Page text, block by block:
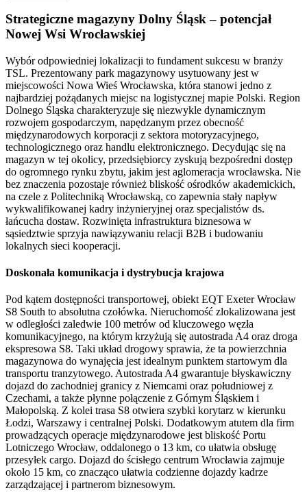
Strategiczne magazyny Dolny Śląsk – potencjał
Nowej Wsi Wrocławskiej
Wybór odpowiedniej lokalizacji to fundament sukcesu w branży
TSL. Prezentowany park magazynowy usytuowany jest w
miejscowości Nowa Wieś Wrocławska, która stanowi jedno z
najbardziej pożądanych miejsc na logistycznej mapie Polski. Region
Dolnego Śląska charakteryzuje się niezwykle dynamicznym
rozwojem gospodarczym, napędzanym przez obecność
międzynarodowych korporacji z sektora motoryzacyjnego,
technologicznego oraz handlu elektronicznego. Decydując się na
magazyn w tej okolicy, przedsiębiorcy zyskują bezpośredni dostęp
do ogromnego rynku zbytu, jakim jest aglomeracja wrocławska. Nie
bez znaczenia pozostaje również bliskość ośrodków akademickich,
na czele z Politechniką Wrocławską, co zapewnia stały napływ
wykwalifikowanej kadry inżynieryjnej oraz specjalistów ds.
łańcucha dostaw. Rozwinięta infrastruktura biznesowa w
sąsiedztwie sprzyja nawiązywaniu relacji B2B i budowaniu
lokalnych sieci kooperacji.
Doskonała komunikacja i dystrybucja krajowa
Pod kątem dostępności transportowej, obiekt EQT Exeter Wrocław
S8 South to absolutna czołówka. Nieruchomość zlokalizowana jest
w odległości zaledwie 100 metrów od kluczowego węzła
komunikacyjnego, na którym krzyżują się autostrada A4 oraz droga
ekspresowa S8. Taki układ drogowy sprawia, że ta powierzchnia
magazynowa do wynajęcia jest idealnym punktem startowym dla
transportu tranzytowego. Autostrada A4 gwarantuje błyskawiczny
dojazd do zachodniej granicy z Niemcami oraz południowej z
Czechami, a także płynne połączenie z Górnym Śląskiem i
Małopolską. Z kolei trasa S8 otwiera szybki korytarz w kierunku
Łodzi, Warszawy i centralnej Polski. Dodatkowym atutem dla firm
prowadzących operacje międzynarodowe jest bliskość Portu
Lotniczego Wrocław, oddalonego o 13 km, co ułatwia obsługę
przesyłek cargo. Dojazd do ścisłego centrum Wrocławia zajmuje
około 15 km, co znacząco ułatwia codzienne dojazdy kadrze
zarządzającej i partnerom biznesowym.